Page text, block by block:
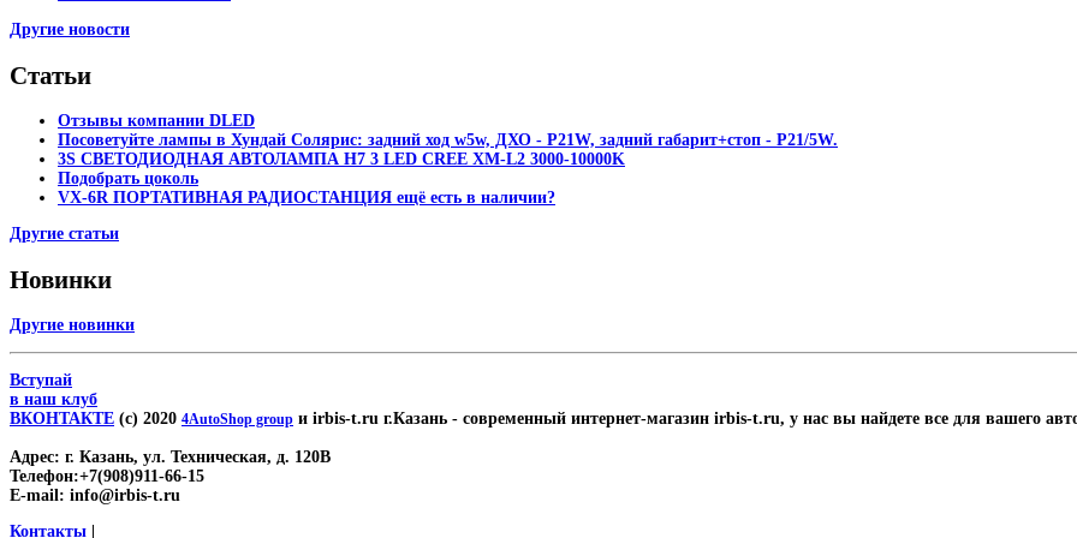
Другие новости
Статьи
Отзывы компании DLED
Посоветуйте лампы в Хундай Солярис: задний ход w5w, ДХО - P21W, задний габарит+стоп - P21/5W.
3S СВЕТОДИОДНАЯ АВТОЛАМПА H7 3 LED CREE XM-L2 3000-10000K
Подобрать цоколь
VX-6R ПОРТАТИВНАЯ РАДИОСТАНЦИЯ ещё есть в наличии?
Другие статьи
Новинки
Другие новинки
Вступай
в наш клуб
ВКОНТАКТЕ (c) 2020 4AutoShop group и irbis-t.ru г.Казань - современный интернет-магазин irbis-t.ru, у нас вы найдете все для вашего
Адрес: г. Казань, ул. Техническая, д. 120В
Телефон:+7(908)911-66-15
E-mail: info@irbis-t.ru
Контакты